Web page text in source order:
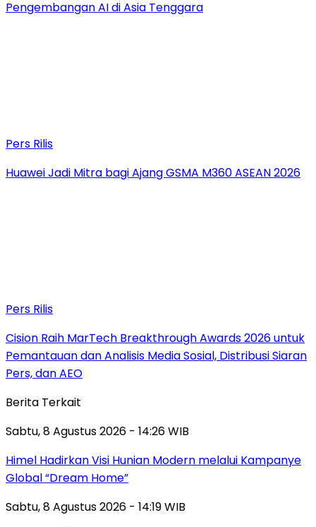
Pengembangan AI di Asia Tenggara
Pers Rilis
Huawei Jadi Mitra bagi Ajang GSMA M360 ASEAN 2026
Pers Rilis
Cision Raih MarTech Breakthrough Awards 2026 untuk
Pemantauan dan Analisis Media Sosial, Distribusi Siaran
Pers, dan AEO
Berita Terkait
Sabtu, 8 Agustus 2026 - 14:26 WIB
Himel Hadirkan Visi Hunian Modern melalui Kampanye
Global “Dream Home”
Sabtu, 8 Agustus 2026 - 14:19 WIB